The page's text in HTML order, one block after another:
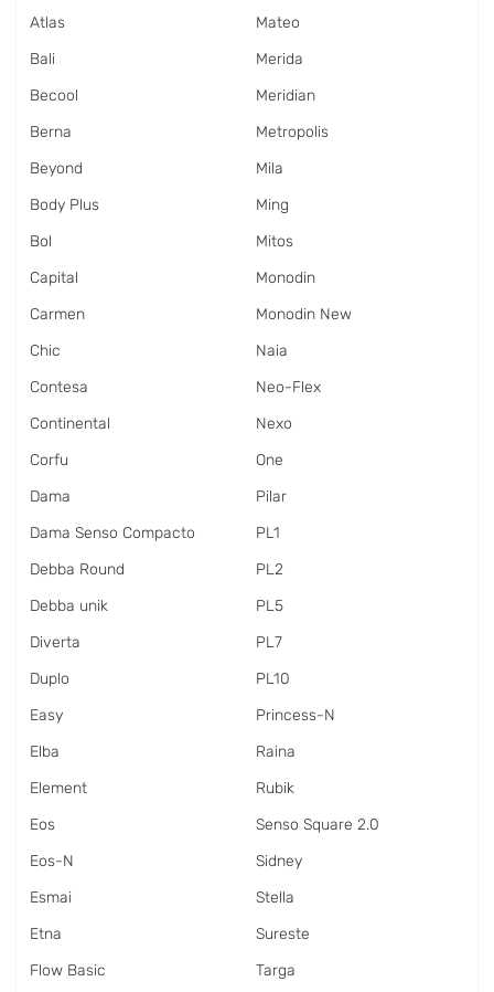
Atlas
Bali
Becool
Berna
Beyond
Body Plus
Bol
Capital
Carmen
Chic
Contesa
Continental
Corfu
Dama
Dama Senso Compacto
Debba Round
Debba unik
Diverta
Duplo
Easy
Elba
Element
Eos
Eos-N
Esmai
Etna
Flow Basic
Mateo
Merida
Meridian
Metropolis
Mila
Ming
Mitos
Monodin
Monodin New
Naia
Neo-Flex
Nexo
One
Pilar
PL1
PL2
PL5
PL7
PL10
Princess-N
Raina
Rubik
Senso Square 2.0
Sidney
Stella
Sureste
Targa